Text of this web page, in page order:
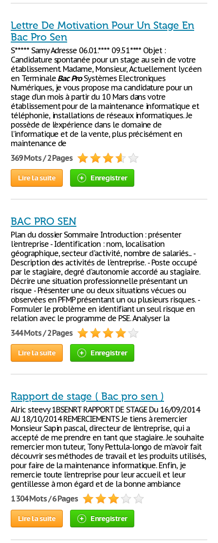
Lettre De Motivation Pour Un Stage En
Bac Pro Sen
S***** Samy Adresse 06.01.**** 09.51**** Objet :
Candidature spontanée pour un stage au sein de votre
établissement. Madame, Monsieur, Actuellement lycéen
en Terminale Bac ProSystèmes Electroniques
Numériques, je vous propose ma candidature pour un
stage d’un mois à partir du 10 Mars dans votre
établissement pour de la maintenance informatique et
téléphonie, installations de réseaux informatiques. Je
possède de l’expérience dans le domaine de
l’informatique et de la vente, plus précisément en
maintenance de
369 Mots / 2 Pages
Lire la suite Enregistrer
BAC PRO SEN
Plan du dossier Sommaire Introduction : présenter
l'entreprise - Identification : nom, localisation
géographique, secteur d'activité, nombre de salariés... -
Description des activités de l'entreprise. - Poste occupé
par le stagiaire, degré d'autonomie accordé au stagiaire.
Décrire une situation professionnelle présentant un
risque - Présenter une ou deux situations vécues ou
observées en PFMP présentant un ou plusieurs risques. -
Formuler le problème en identifiant un seul risque en
relation avec le programme de PSE. Analyser la
344 Mots / 2 Pages
Lire la suite Enregistrer
Rapport de stage ( Bac pro sen )
Alric steevy 1BSENRT RAPPORT DE STAGE Du 16/09/2014
AU 18/10/2014 REMERCIEMENTS Je tiens à remercier
Monsieur Sapin pascal, directeur de l’entreprise, qui a
accepté de me prendre en tant que stagiaire. Je souhaite
remercier mon tuteur, Tony Pettula-longo de m’avoir fait
découvrir ses méthodes de travail et les produits utilisés,
pour faire de la maintenance informatique. Enfin, je
remercie toute l’entreprise pour leur accueil et leur
gentillesse à mon égard et de la bonne ambiance
1 304 Mots / 6 Pages
Lire la suite Enregistrer